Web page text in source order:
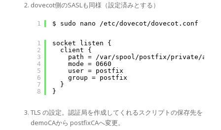
dovecot側のSASLも同様（設定済みとする）
1 $ sudo nano /etc/dovecot/dovecot.conf
1
2
3
4
5
6
7
8
socket listen {
client {
path = /var/spool/postfix/private/auth-
mode = 0660
user = postfix
group = postfix
}
}
TLS の設定。認証局を作成してくれるスクリプトの保存先を
demoCAから postfixCAへ変更。